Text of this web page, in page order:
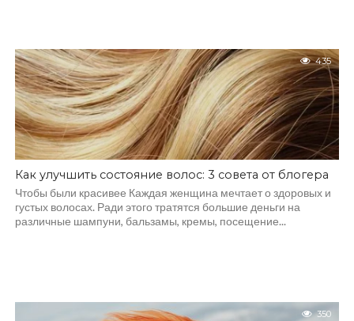
435
Как улучшить состояние волос: 3 совета от блогера
Чтобы были красивее Каждая женщина мечтает о здоровых и
густых волосах. Ради этого тратятся большие деньги на
различные шампуни, бальзамы, кремы, посещение...
350